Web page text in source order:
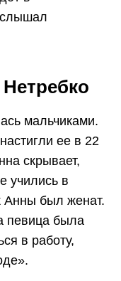
мальчиками.
ее в 22
скрывает,
учились в
Анны был женат.
певица была
в работу,